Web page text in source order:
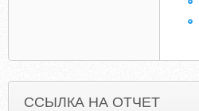
ССЫЛКА НА ОТЧЕТ